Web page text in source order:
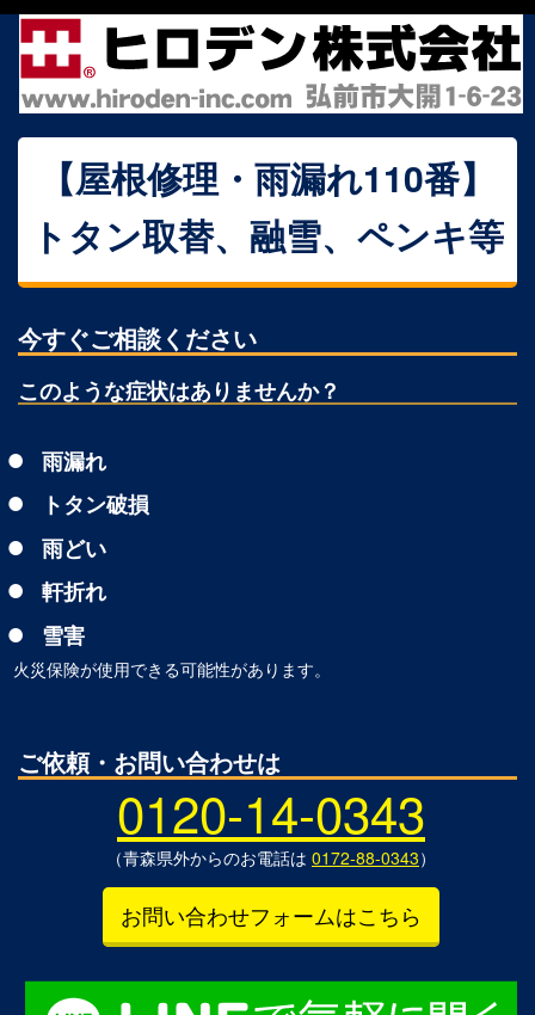
【屋根修理・雨漏れ110番】
トタン取替、融雪、ペンキ等
今すぐご相談ください
このような症状はありませんか？
雨漏れ
トタン破損
雨どい
軒折れ
雪害
火災保険が使用できる可能性があります。
ご依頼・お問い合わせは
0120-14-0343
（青森県外からのお電話は 0172-88-0343）
お問い合わせフォームはこちら